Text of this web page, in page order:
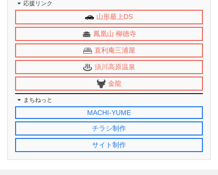
応援リンク
山形最上DS
鳳凰山 柳徳寺
直利庵三浦屋
須川高原温泉
金龍
まちねっと
MACHI-YUME
チラシ制作
サイト制作